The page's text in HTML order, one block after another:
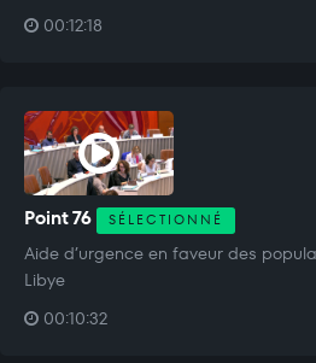
00:12:18
Point 76 SÉLECTIONNÉ
Aide d’urgence en faveur des
Libye
00:10:32